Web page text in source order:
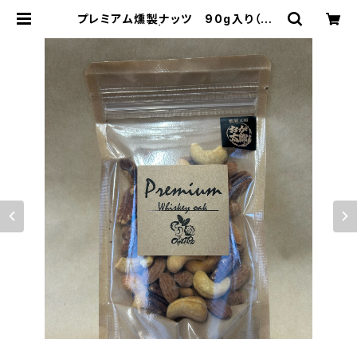
プレミアム燻製ナッツ 90g入り（袋）